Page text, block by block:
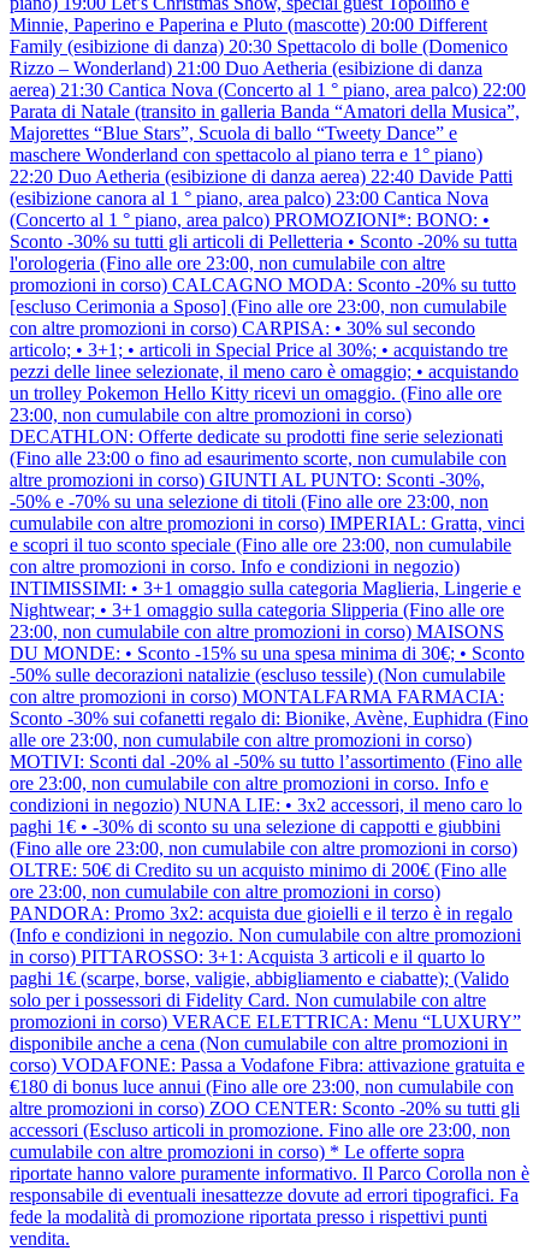
Minnie, Paperino e Paperina e Pluto (mascotte) 20:00 Different
Family (esibizione di danza) 20:30 Spettacolo di bolle (Domenico
Rizzo – Wonderland) 21:00 Duo Aetheria (esibizione di danza
aerea) 21:30 Cantica Nova (Concerto al 1 ° piano, area palco) 22:00
Parata di Natale (transito in galleria Banda “Amatori della Musica”,
Majorettes “Blue Stars”, Scuola di ballo “Tweety Dance” e
maschere Wonderland con spettacolo al piano terra e 1° piano)
22:20 Duo Aetheria (esibizione di danza aerea) 22:40 Davide Patti
(esibizione canora al 1 ° piano, area palco) 23:00 Cantica Nova
(Concerto al 1 ° piano, area palco) PROMOZIONI*: BONO: •
Sconto -30% su tutti gli articoli di Pelletteria • Sconto -20% su tutta
l'orologeria (Fino alle ore 23:00, non cumulabile con altre
promozioni in corso) CALCAGNO MODA: Sconto -20% su tutto
[escluso Cerimonia a Sposo] (Fino alle ore 23:00, non cumulabile
con altre promozioni in corso) CARPISA: • 30% sul secondo
articolo; • 3+1; • articoli in Special Price al 30%; • acquistando tre
pezzi delle linee selezionate, il meno caro è omaggio; • acquistando
un trolley Pokemon Hello Kitty ricevi un omaggio. (Fino alle ore
23:00, non cumulabile con altre promozioni in corso)
DECATHLON: Offerte dedicate su prodotti fine serie selezionati
(Fino alle 23:00 o fino ad esaurimento scorte, non cumulabile con
altre promozioni in corso) GIUNTI AL PUNTO: Sconti -30%,
-50% e -70% su una selezione di titoli (Fino alle ore 23:00, non
cumulabile con altre promozioni in corso) IMPERIAL: Gratta, vinci
e scopri il tuo sconto speciale (Fino alle ore 23:00, non cumulabile
con altre promozioni in corso. Info e condizioni in negozio)
INTIMISSIMI: • 3+1 omaggio sulla categoria Maglieria, Lingerie e
Nightwear; • 3+1 omaggio sulla categoria Slipperia (Fino alle ore
23:00, non cumulabile con altre promozioni in corso) MAISONS
DU MONDE: • Sconto -15% su una spesa minima di 30€; • Sconto
-50% sulle decorazioni natalizie (escluso tessile) (Non cumulabile
con altre promozioni in corso) MONTALFARMA FARMACIA:
Sconto -30% sui cofanetti regalo di: Bionike, Avène, Euphidra (Fino
alle ore 23:00, non cumulabile con altre promozioni in corso)
MOTIVI: Sconti dal -20% al -50% su tutto l’assortimento (Fino alle
ore 23:00, non cumulabile con altre promozioni in corso. Info e
condizioni in negozio) NUNA LIE: • 3x2 accessori, il meno caro lo
paghi 1€ • -30% di sconto su una selezione di cappotti e giubbini
(Fino alle ore 23:00, non cumulabile con altre promozioni in corso)
OLTRE: 50€ di Credito su un acquisto minimo di 200€ (Fino alle
ore 23:00, non cumulabile con altre promozioni in corso)
PANDORA: Promo 3x2: acquista due gioielli e il terzo è in regalo
(Info e condizioni in negozio. Non cumulabile con altre promozioni
in corso) PITTAROSSO: 3+1: Acquista 3 articoli e il quarto lo
paghi 1€ (scarpe, borse, valigie, abbigliamento e ciabatte); (Valido
solo per i possessori di Fidelity Card. Non cumulabile con altre
promozioni in corso) VERACE ELETTRICA: Menu “LUXURY”
disponibile anche a cena (Non cumulabile con altre promozioni in
corso) VODAFONE: Passa a Vodafone Fibra: attivazione gratuita e
€180 di bonus luce annui (Fino alle ore 23:00, non cumulabile con
altre promozioni in corso) ZOO CENTER: Sconto -20% su tutti gli
accessori (Escluso articoli in promozione. Fino alle ore 23:00, non
cumulabile con altre promozioni in corso) * Le offerte sopra
riportate hanno valore puramente informativo. Il Parco Corolla non è
responsabile di eventuali inesattezze dovute ad errori tipografici. Fa
fede la modalità di promozione riportata presso i rispettivi punti
vendita.